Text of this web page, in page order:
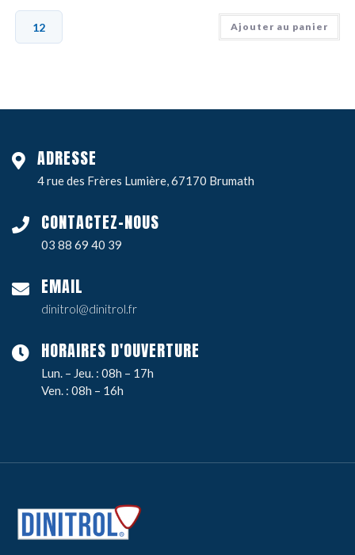
Ajouter au panier
ADRESSE
4 rue des Frères Lumière, 67170 Brumath
CONTACTEZ-NOUS
03 88 69 40 39
EMAIL
dinitrol@dinitrol.fr
HORAIRES D'OUVERTURE
Lun. – Jeu. : 08h – 17h
Ven. : 08h – 16h